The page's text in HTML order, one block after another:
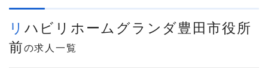
リハビリホームグランダ豊田市役所
前の求人一覧